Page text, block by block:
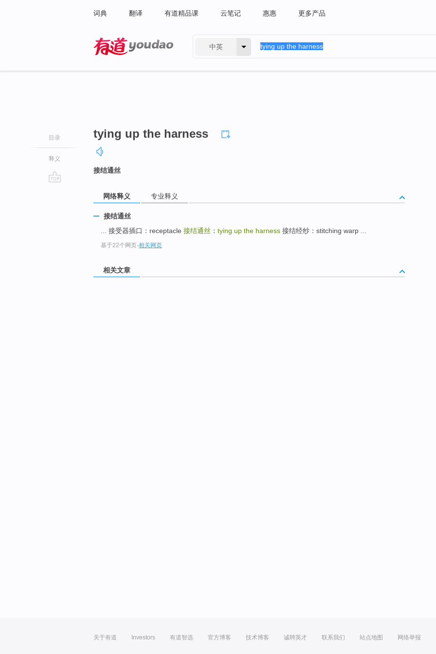
词典 翻译 有道精品课 云笔记 惠惠 更多产品
中英
目录
释义
tying up the harness
接结通丝
网络释义 专业释义
接结通丝
... 接受器插口：receptacle 接结通丝 ： tying up the harness 接结经纱：stitching warp ...
基于22个网页-相关网页
相关文章
关于有道 Investors 有道智选 官方博客 技术博客 诚聘英才 联系我们 站点地图 网络举报